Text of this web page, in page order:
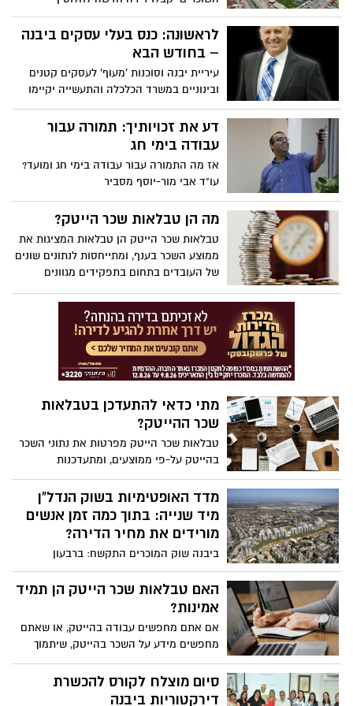
"מהניילונים" לתקופה של חמש שנים; שש
דירות הושכרו בתוך שבועיים, ארבע דירות
אחרונות נותרו
לראשונה: כנס בעלי עסקים ביבנה
– בחודש הבא
עיריית יבנה וסוכנות 'מעוף' לעסקים קטנים
ובינוניים במשרד הכלכלה והתעשייה יקיימו
מסגרת חדשה לייעוץ, סיוע וליווי עסקים בעיר
[] חבר המועצה רועי גבאי פעל לגיבוש
היוזמה, חבר המועצה דורון מלכה ממונה על
גוב-ארי: "בתי העסק והמסחר הם אחד
הכוחות המשפיעים והחשובים בחיי העיר"
דע את זכויותיך: תמורה עבור
עבודה בימי חג
אז מה התמורה עבור עבודה בימי חג ומועד?
עו"ד אבי מור-יוסף מסביר
מה הן טבלאות שכר הייטק?
טבלאות שכר הייטק הן טבלאות המציגות את
ממוצע השכר בענף, ומתייחסות לנתונים שונים
של העובדים בתחום בתפקידים מגוונים
מתי כדאי להתעדכן בטבלאות
שכר ההייטק?
טבלאות שכר הייטק מפרטות את נתוני השכר
בהייטק על-פי ממוצעים, ומתעדכנות
בדרך-כלל מדי שנה. תחום ההייטק הוא אחד
התחומים בו שינויי השכר בולטים, ונעים בקצב
מהיר מאוד, ובכל שנה ניתן לראות עדכונים
חשובים ובולטים מאוד בסקרי השכר בענף
מדד האופטימיות בשוק הנדל"ן
מיד שנייה: בתוך כמה זמן אנשים
מורידים את מחיר הדירה?
ביבנה שוק המוכרים התקשח: ברבעון
המקביל אשתקד חלה הורדה במחיר אחרי 23
ימים, ואילו ברבעון השני של 2019 המוכרים
הבודק תוך כמה זמן בשוק היד שנייה אנשים
מורידים מחיר דירת 4 חדרים, קובע כי
השני של 2019 – עלייה של יומיים לעומת
הרבעון המקביל אשתקד
האם טבלאות שכר הייטק הן תמיד
אמינות?
אם אתם מחפשים עבודה בהייטק, או שאתם
מחפשים מידע על השכר בהייטק, שיתמוך
בבקשת העלאת שכר שלכם או לכל מטרה
אחרת, בוודאי כבר שמעתם על המושג
'טבלאות שכר הייטק'
סיום מוצלח לקורס להכשרת
דירקטוריות ביבנה